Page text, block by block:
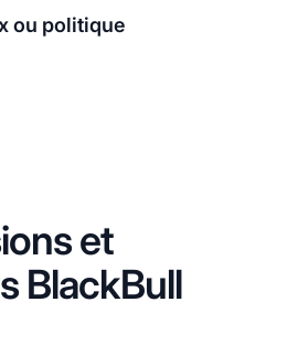
ou politique
et
BlackBull